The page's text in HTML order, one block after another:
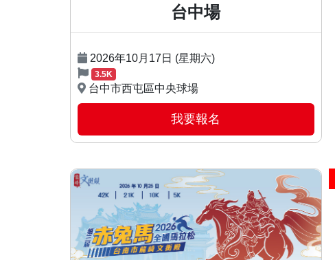
台中場
2026年10月17日 (星期六)
3.5K
台中市西屯區中央球場
我要報名